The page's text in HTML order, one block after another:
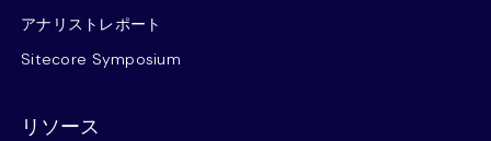
アナリストレポート
Sitecore Symposium
リソース